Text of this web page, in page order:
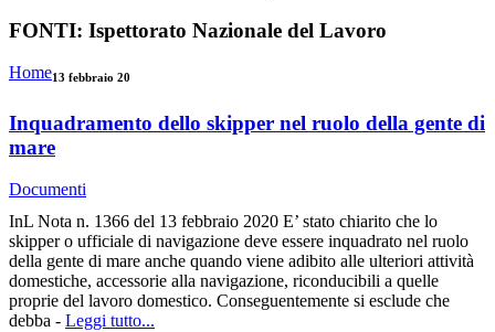
FONTI: Ispettorato Nazionale del Lavoro
Home13 febbraio 20
Inquadramento dello skipper nel ruolo della gente di
mare
Documenti
InL Nota n. 1366 del 13 febbraio 2020 E’ stato chiarito che lo
skipper o ufficiale di navigazione deve essere inquadrato nel ruolo
della gente di mare anche quando viene adibito alle ulteriori attività
domestiche, accessorie alla navigazione, riconducibili a quelle
proprie del lavoro domestico. Conseguentemente si esclude che
debba - Leggi tutto...